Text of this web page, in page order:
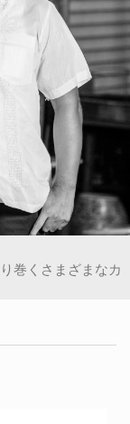
巻くさまざまなカ